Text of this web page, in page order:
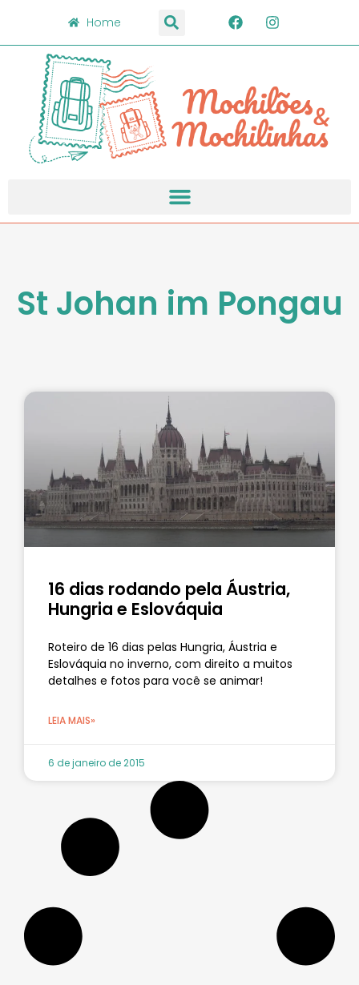
Home
St Johan im Pongau
16 dias rodando pela Áustria,
Hungria e Eslováquia
Roteiro de 16 dias pelas Hungria, Áustria e
Eslováquia no inverno, com direito a muitos
detalhes e fotos para você se animar!
LEIA MAIS»
6 de janeiro de 2015